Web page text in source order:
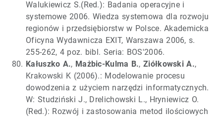
Walukiewicz S.(Red.): Badania operacyjne i
systemowe 2006. Wiedza systemowa dla rozwoju
regionów i przedsiębiorstw w Polsce. Akademicka
Oficyna Wydawnicza EXIT, Warszawa 2006, s.
255-262, 4 poz. bibl. Seria: BOS'2006.
Kałuszko A., Mażbic-Kulma B.,Ziółkowski A.,
Krakowski K (2006).: Modelowanie procesu
dowodzenia z użyciem narzędzi informatycznych.
W: Studziński J., Drelichowski L., Hryniewicz O.
(Red.): Rozwój i zastosowania metod ilościowych